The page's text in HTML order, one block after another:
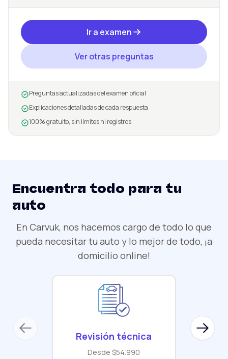
Ir a examen
Ver otras preguntas
Preguntas actualizadas del examen oficial
Explicaciones detalladas de cada respuesta
100% gratuito, sin límites ni registros
Encuentra todo para tu
auto
En Carvuk, nos hacemos cargo de todo lo que
pueda necesitar tu auto y lo mejor de todo, ¡a
domicilio online!
Revisión técnica
Desde $54.990
Previous slide Next